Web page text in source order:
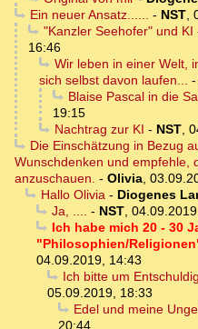
Ein neuer Ansatz...... - NST,
"Kanzler Seehofer" und KI
16:46
Wir leben in einer Welt,
sich selbst davon laufen... -
Blaise Pascal in die
19:15
Nachtrag zur KI - NST,
Die Einschätzung in Bezug
Wunschdenken und empfehle,
anzuschauen. - Olivia,
Hallo Olivia- Diogenes
Ja, .... - NST,
Ich habe mich 20 - 30
"Philosophien/
04.09.2019, 14:43
Ich bitte um
05.09.2019, 18:33
Edel und meine
20:44